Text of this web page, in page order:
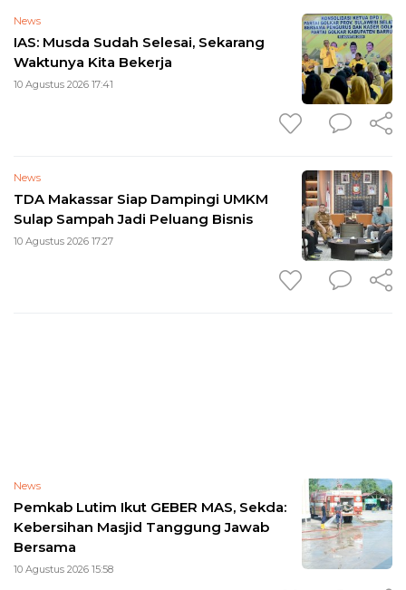
News
IAS: Musda Sudah Selesai, Sekarang
Waktunya Kita Bekerja
10 Agustus 2026 17:41
News
TDA Makassar Siap Dampingi UMKM
Sulap Sampah Jadi Peluang Bisnis
10 Agustus 2026 17:27
News
Pemkab Lutim Ikut GEBER MAS, Sekda:
Kebersihan Masjid Tanggung Jawab
Bersama
10 Agustus 2026 15:58